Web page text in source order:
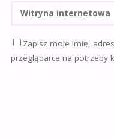
Zapisz moje imię,
przeglądarce na potrzeby